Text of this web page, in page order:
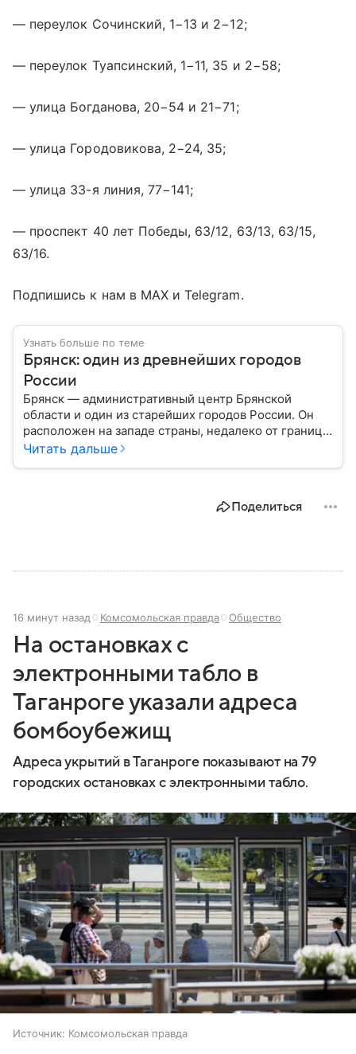
— переулок Сочинский, 1−13 и 2−12;
— переулок Туапсинский, 1−11, 35 и 2−58;
— улица Богданова, 20−54 и 21−71;
— улица Городовикова, 2−24, 35;
— улица 33-я линия, 77−141;
— проспект 40 лет Победы, 63/12, 63/13, 63/15,
63/16.
Подпишись к нам в MAX и Telegram.
Узнать больше по теме
Брянск: один из древнейших городов
России
Брянск — административный центр Брянской
области и один из старейших городов России. Он
расположен на западе страны, недалеко от границ с
Белоруссией и Украиной, и известен своей
Читать дальше
Поделиться
16 минут назад Комсомольская правда Общество
На остановках с
электронными табло в
Таганроге указали адреса
бомбоубежищ
Адреса укрытий в Таганроге показывают на 79
городских остановках с электронными табло.
Источник: Комсомольская правда